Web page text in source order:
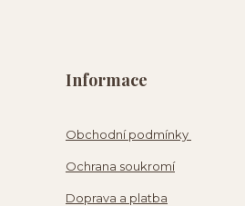
Informace
Obchodní podmínky
Ochrana soukromí
Doprava a platba